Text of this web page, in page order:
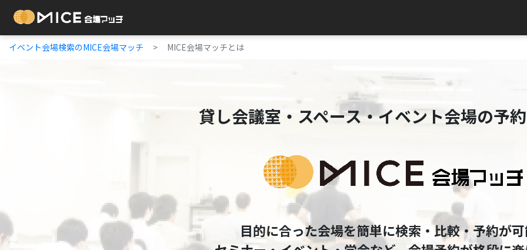
イベント会場検索のMICE会場マッチ MICE会場マッチとは
貸し会議室・スペース・イベント会場の予
目的に合った会場を簡単に検索・比較・予約が